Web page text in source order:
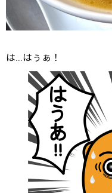
は…はぅぁ！